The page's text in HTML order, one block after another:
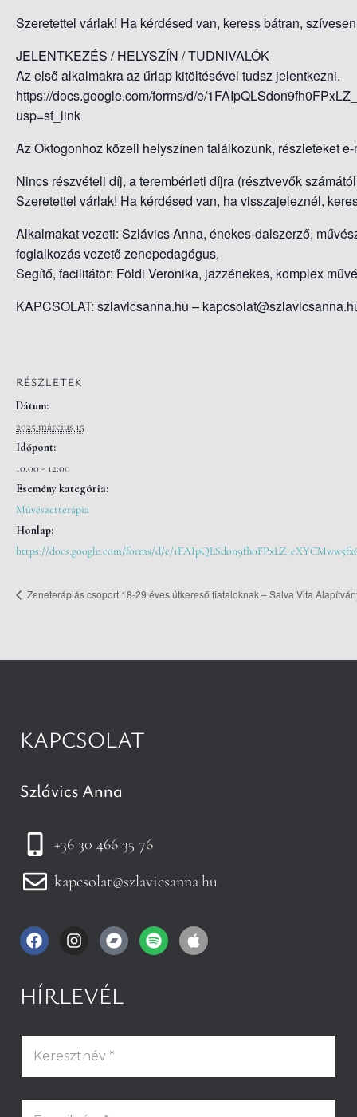
Szeretettel várlak! Ha kérdésed van, keress bátran,
JELENTKEZÉS / HELYSZÍN / TUDNIVALÓK
Az első alkalmakra az űrlap kitöltésével tudsz jelentkezni.
https://docs.google.com/forms/d/e/
usp=sf_link
Az Oktogonhoz közeli helyszínen találkozunk, részleteket
Nincs részvételi díj, a terembérleti díjra (résztvevők
Szeretettel várlak! Ha kérdésed van, ha visszajeleznél,
Alkalmakat vezeti: Szlávics Anna, énekes-dalszerző,
foglalkozás vezető zenepedagógus,
Segítő, facilitátor: Földi Veronika, jazzénekes, komplex
KAPCSOLAT: szlavicsanna.hu –
RÉSZLETEK
Dátum:
2025 március 15
Időpont:
10:00 - 12:00
Esemény kategória:
Művészetterápia
Honlap:
https://docs.google.com/forms/d/e/
Zeneterápiás csoport 18-29 éves útkereső fiataloknak – Salva Vita
KAPCSOLAT
Szlávics Anna
+36 30 466 35 76
kapcsolat@szlavicsanna.hu
HÍRLEVÉL